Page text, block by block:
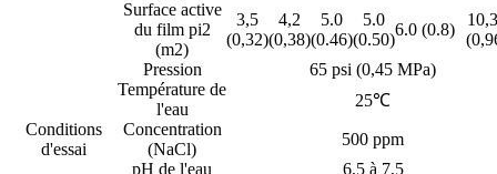
Surface active
du film pi2
(m2)
3,5
(0,32)
4,2
(0,38)
5.0
(0.46)
5.0
(0.50)
6.0 (0.8)
Conditions
d'essai
Pression
65 psi (0,45 MPa)
Température de
l'eau
25℃
Concentration
(NaCl)
500 ppm
pH de l'eau
6,5 à 7,5